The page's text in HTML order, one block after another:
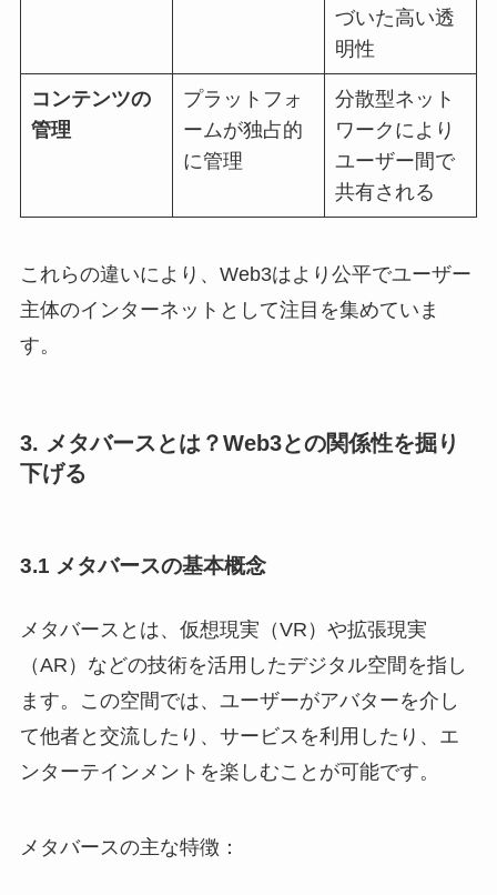
づいた高い透
明性
コンテンツの
管理
プラットフォ
ームが独占的
に管理
分散型ネット
ワークにより
ユーザー間で
共有される
これらの違いにより、Web3はより公平でユーザー
主体のインターネットとして注目を集めていま
す。
3. メタバースとは？Web3との関係性を掘り
下げる
3.1 メタバースの基本概念
メタバースとは、仮想現実（VR）や拡張現実
（AR）などの技術を活用したデジタル空間を指し
ます。この空間では、ユーザーがアバターを介し
て他者と交流したり、サービスを利用したり、エ
ンターテインメントを楽しむことが可能です。
メタバースの主な特徴：